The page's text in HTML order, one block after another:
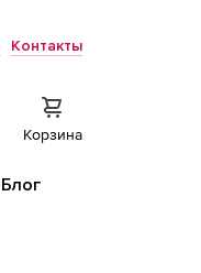
Контакты
Корзина
Блог